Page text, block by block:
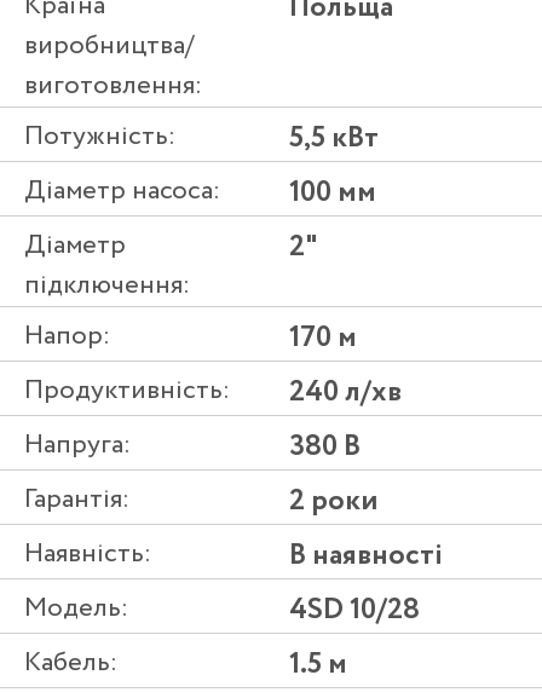
виробництва/
виготовлення:
Потужність: 5,5 кВт
Діаметр насоса: 100 мм
Діаметр
підключення:
2"
Напор: 170 м
Продуктивність: 240 л/хв
Напруга: 380 В
Гарантія: 2 роки
Наявність: В наявності
Модель: 4SD 10/28
Кабель: 1.5 м